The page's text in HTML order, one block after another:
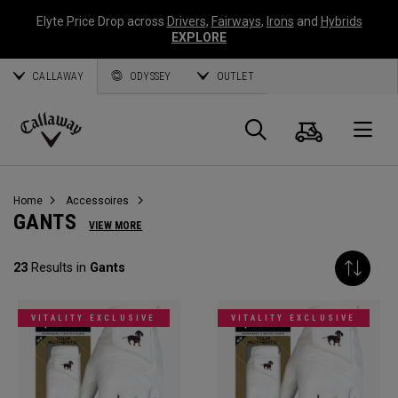
Elyte Price Drop across Drivers, Fairways, Irons and Hybrids
EXPLORE
CALLAWAY ODYSSEY OUTLET
Callaway
Panier
Home Accessoires
GANTS VIEW MORE
23 Results in Gants
VITALITY EXCLUSIVE VITALITY EXCLUSIVE